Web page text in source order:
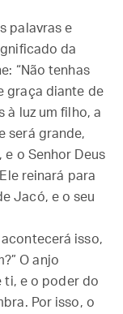
palavras e
da
“Não tenhas
graça diante de
à luz um filho, a
será grande,
o Senhor Deus
reinará para
Jacó, e o seu
isso,
O anjo
ti, e o poder do
Por isso, o